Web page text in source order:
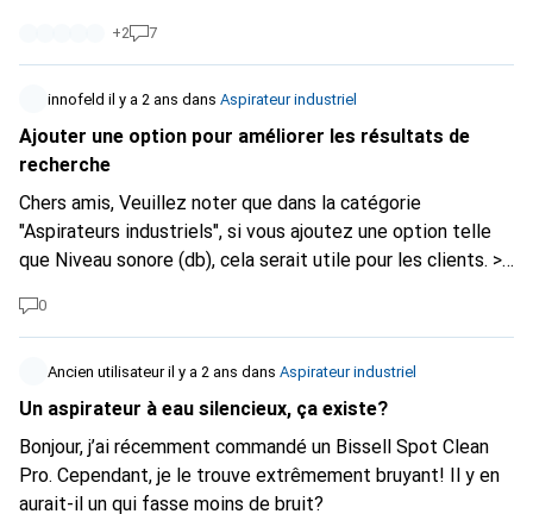
+2 7
innofeld il y a 2 ans dans Aspirateur industriel
Ajouter une option pour améliorer les résultats de
recherche
Chers amis, Veuillez noter que dans la catégorie
"Aspirateurs industriels", si vous ajoutez une option telle
que Niveau sonore (db), cela serait utile pour les clients. >
0
Ancien utilisateur il y a 2 ans dans Aspirateur industriel
Un aspirateur à eau silencieux, ça existe?
Bonjour, j’ai récemment commandé un Bissell Spot Clean
Pro. Cependant, je le trouve extrêmement bruyant! Il y en
aurait-il un qui fasse moins de bruit?